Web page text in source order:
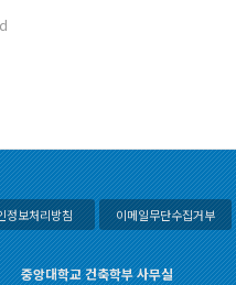
정보처리방침 이메일무단수집거부
중앙대학교 건축학부 사무실